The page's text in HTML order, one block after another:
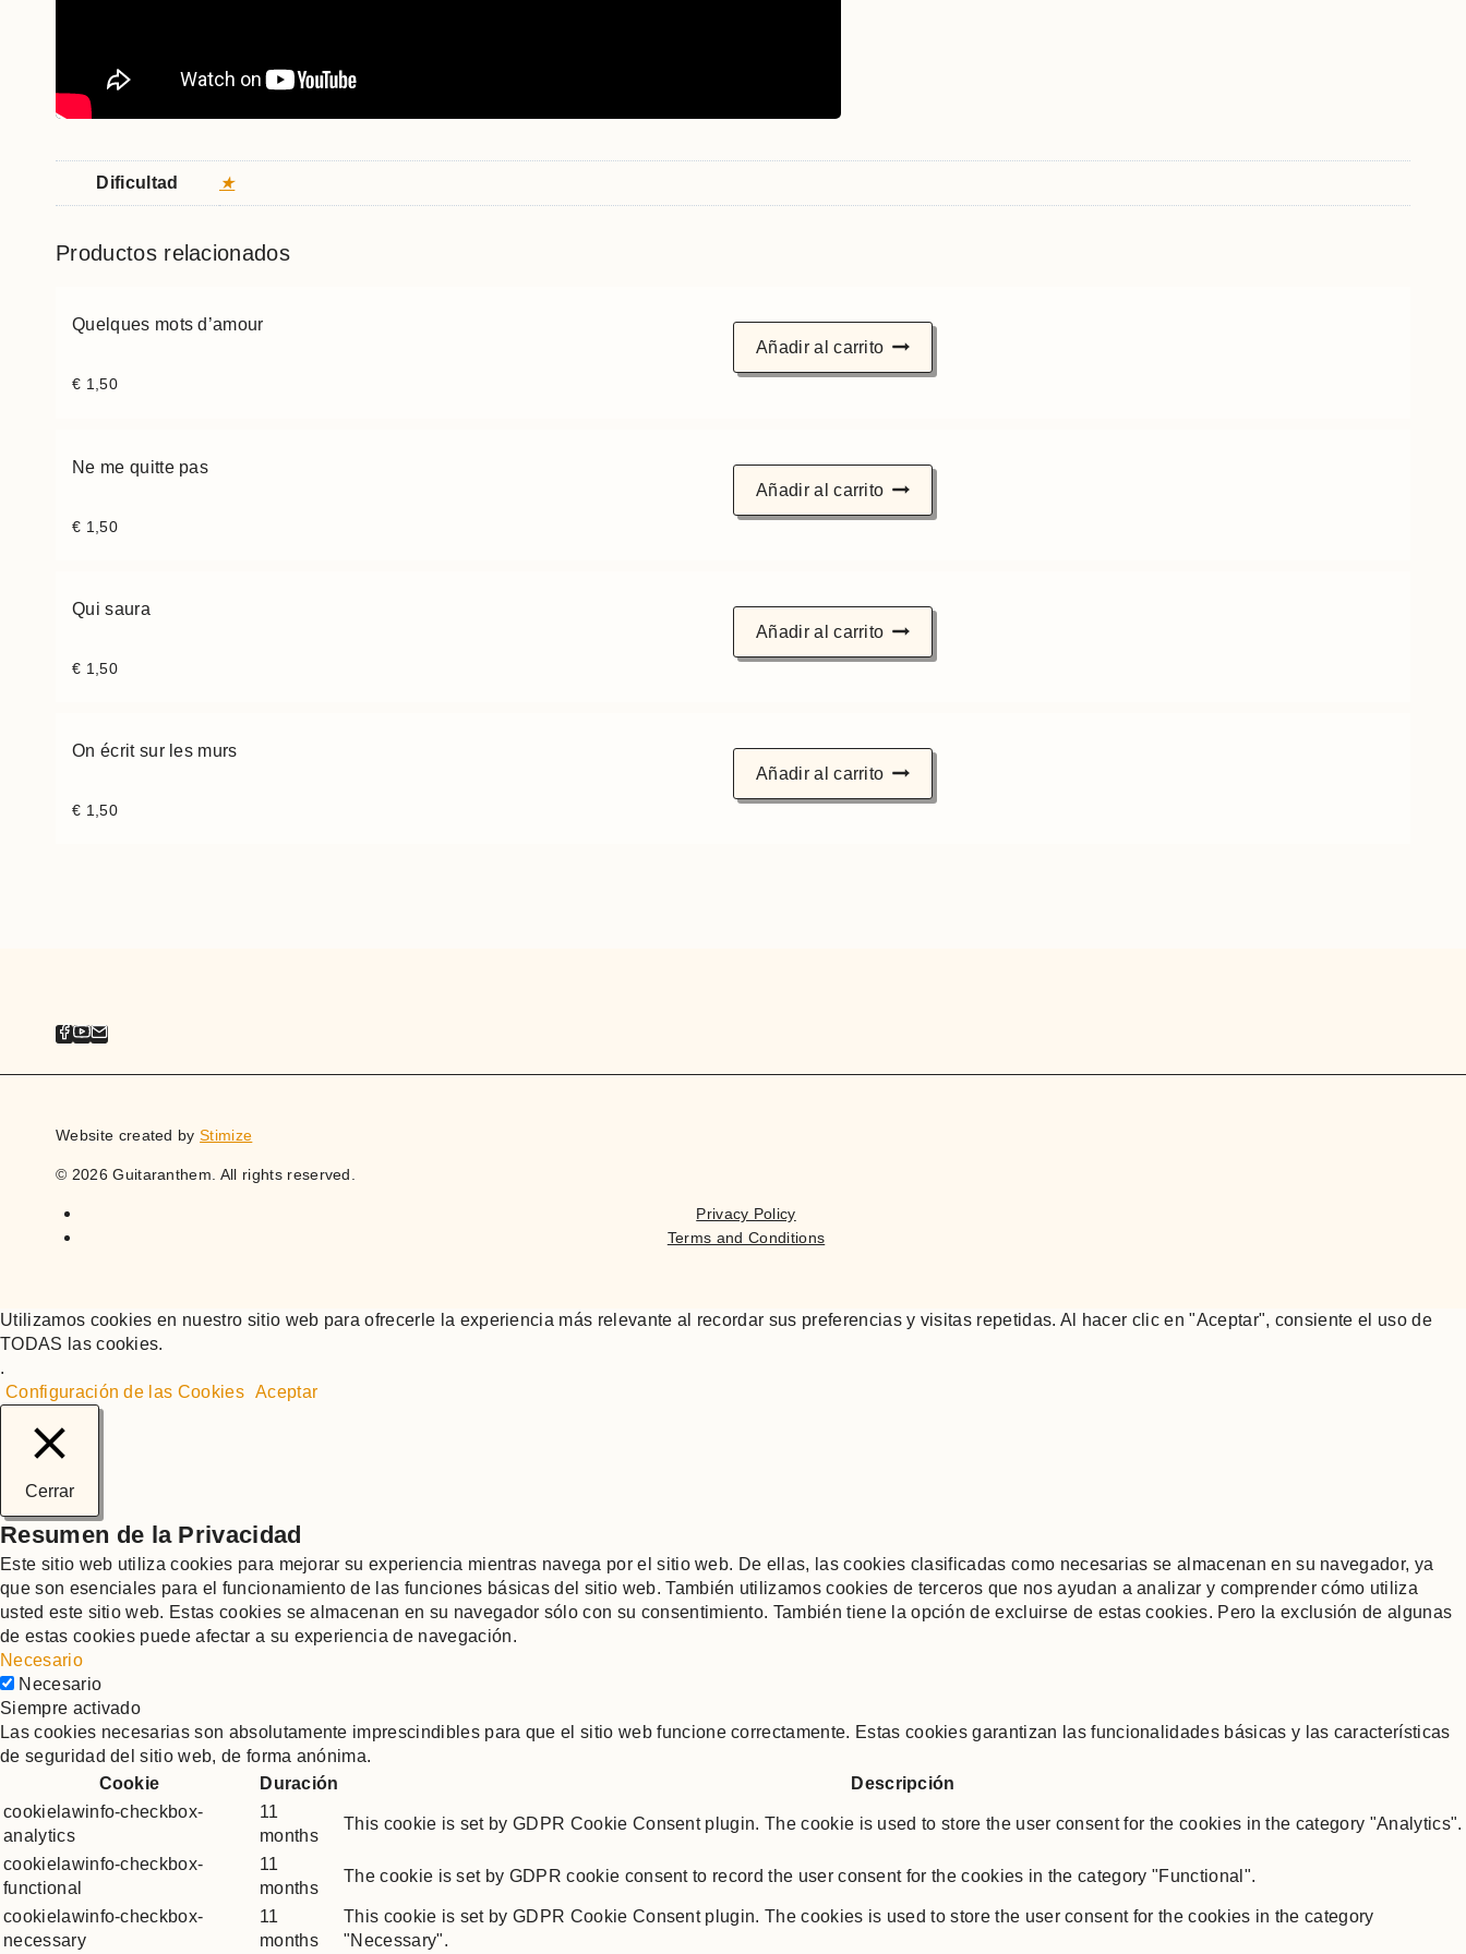
Dificultad ★
Productos relacionados
Quelques mots d’amour
€ 1,50
Añadir al carrito
Ne me quitte pas
€ 1,50
Añadir al carrito
Qui saura
€ 1,50
Añadir al carrito
On écrit sur les murs
€ 1,50
Añadir al carrito
Website created byStimize
© 2026 Guitaranthem. All rights reserved.
Privacy Policy
Terms and Conditions
Utilizamos cookies en nuestro sitio web para ofrecerle la experiencia más relevante al recordar sus preferencias y visitas repetidas. Al hacer clic en "Aceptar", consiente el uso de
TODAS las cookies.
.
Configuración de las Cookies Aceptar
Cerrar
Resumen de la Privacidad
Este sitio web utiliza cookies para mejorar su experiencia mientras navega por el sitio web. De ellas, las cookies clasificadas como necesarias se almacenan en su navegador, ya
que son esenciales para el funcionamiento de las funciones básicas del sitio web. También utilizamos cookies de terceros que nos ayudan a analizar y comprender cómo utiliza
usted este sitio web. Estas cookies se almacenan en su navegador sólo con su consentimiento. También tiene la opción de excluirse de estas cookies. Pero la exclusión de algunas
de estas cookies puede afectar a su experiencia de navegación.
Necesario
Necesario
Siempre activado
Las cookies necesarias son absolutamente imprescindibles para que el sitio web funcione correctamente. Estas cookies garantizan las funcionalidades básicas y las características
de seguridad del sitio web, de forma anónima.
Cookie
Duración
Descripción
cookielawinfo-checkbox-
analytics
11
months
This cookie is set by GDPR Cookie Consent plugin. The cookie is used to store the user consent for the cookies in the category "Analytics".
cookielawinfo-checkbox-
functional
11
months
The cookie is set by GDPR cookie consent to record the user consent for the cookies in the category "Functional".
cookielawinfo-checkbox-
necessary
11
months
This cookie is set by GDPR Cookie Consent plugin. The cookies is used to store the user consent for the cookies in the category
"Necessary".